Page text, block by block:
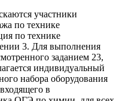
участники
по технике
по технике
3. Для выполнения
заданием 23,
индивидуальный
набора оборудования
в